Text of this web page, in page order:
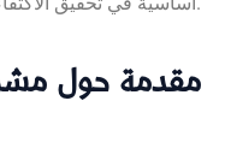
مقدمة حول